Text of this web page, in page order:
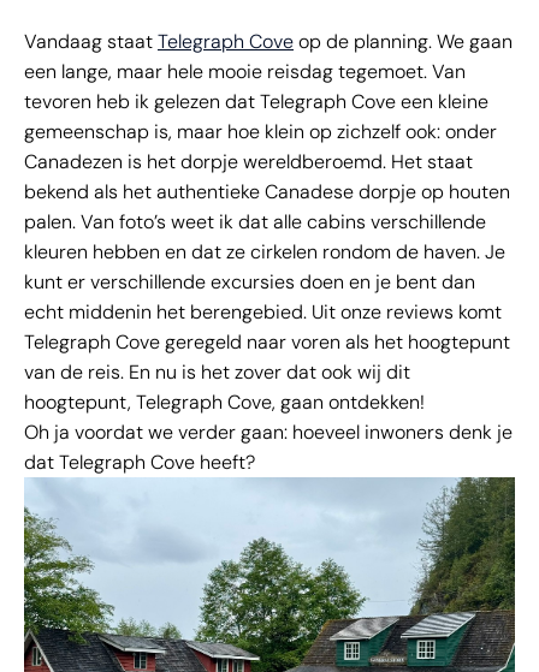
Vandaag staatTelegraph Coveop de planning. We gaan
een lange, maar hele mooie reisdag tegemoet. Van
tevoren heb ik gelezen dat Telegraph Cove een kleine
gemeenschap is, maar hoe klein op zichzelf ook: onder
Canadezen is het dorpje wereldberoemd. Het staat
bekend als het authentieke Canadese dorpje op houten
palen. Van foto’s weet ik dat alle cabins verschillende
kleuren hebben en dat ze cirkelen rondom de haven. Je
kunt er verschillende excursies doen en je bent dan
echt middenin het berengebied. Uit onze reviews komt
Telegraph Cove geregeld naar voren als het hoogtepunt
van de reis. En nu is het zover dat ook wij dit
hoogtepunt, Telegraph Cove, gaan ontdekken!
Oh ja voordat we verder gaan: hoeveel inwoners denk je
dat Telegraph Cove heeft?